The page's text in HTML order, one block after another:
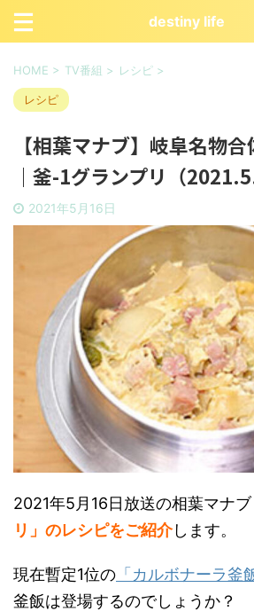
destiny life
HOME > TV番組 > レシピ >
レシピ
【相葉マナブ】岐阜名物
｜釜-1グランプリ（
2021年5月16日
2021年5月16日放送の相葉マナブ
リ」のレシピをご紹介します。
現在暫定1位の 「カルボナーラ釜
釜飯は登場するのでしょうか？